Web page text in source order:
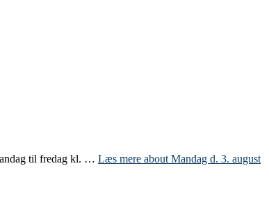
til fredag kl. … Læs mere about Mandag d. 3. august